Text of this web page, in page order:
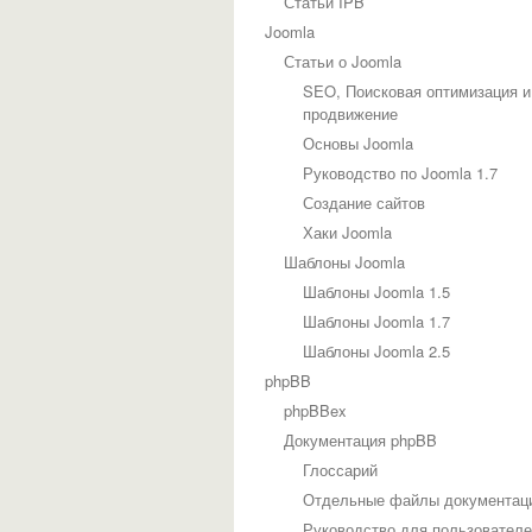
Joomla
Статьи о Joomla
SEO, Поисковая оптимизация и
продвижение
Основы Joomla
Руководство по Joomla 1.7
Создание сайтов
Хаки Joomla
Шаблоны Joomla
Шаблоны Joomla 1.5
Шаблоны Joomla 1.7
Шаблоны Joomla 2.5
phpBB
phpBBex
Документация phpBB
Глоссарий
Отдельные файлы